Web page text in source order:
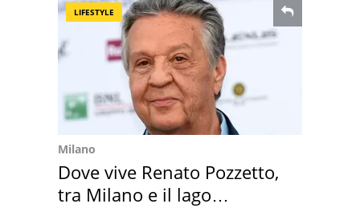
LIFESTYLE
Milano
Dove vive Renato Pozzetto,
tra Milano e il lago